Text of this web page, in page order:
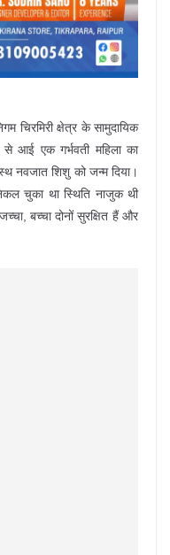
चिरमिरी क्षेत्र के सामुदायिक
आई एक गर्भवती महिला का
नवजात शिशु को जन्म दिया।
चुका था स्थिति नाजुक थी
बच्चा दोनों सुरक्षित हैं और